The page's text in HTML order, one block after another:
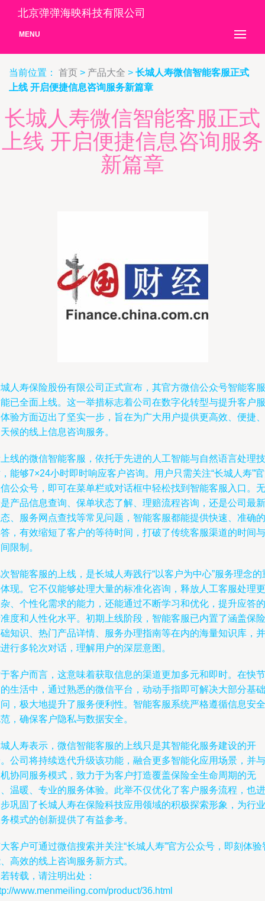
北京弹弹海映科技有限公司
MENU
当前位置： 首页 > 产品大全 > 长城人寿微信智能客服正式
上线 开启便捷信息咨询服务新篇章
长城人寿微信智能客服正式
上线 开启便捷信息咨询服务
新篇章
人寿保险股份有限公司正式宣布，其官方微信公众号智能客服
已全面上线。这一举措标志着公司在数字化转型与提升客户服
验方面迈出了坚实一步，旨在为广大用户提供更高效、便捷、
候的线上信息咨询服务。
线的微信智能客服，依托于先进的人工智能与自然语言处理技
能够7×24小时即时响应客户咨询。用户只需关注“长城人寿”
公众号，即可在菜单栏或对话框中轻松找到智能客服入口。无
产品信息查询、保单状态了解、理赔流程咨询，还是公司最新
、服务网点查找等常见问题，智能客服都能提供快速、准确的
，有效缩短了客户的等待时间，打破了传统客服渠道的时间与
限制。
智能客服的上线，是长城人寿践行“以客户为中心”服务理念的
现。它不仅能够处理大量的标准化咨询，释放人工客服处理更
、个性化需求的能力，还能通过不断学习和优化，提升应答的
度和人性化水平。初期上线阶段，智能客服已内置了涵盖保险
知识、热门产品详情、服务办理指南等在内的海量知识库，并
行多轮次对话，理解用户的深层意图。
客户而言，这意味着获取信息的渠道更加多元和即时。在快节
生活中，通过熟悉的微信平台，动动手指即可解决大部分基础
，极大地提升了服务便利性。智能客服系统严格遵循信息安全
，确保客户隐私与数据安全。
人寿表示，微信智能客服的上线只是其智能化服务建设的开
公司将持续迭代升级该功能，融合更多智能化应用场景，并与
协同服务模式，致力于为客户打造覆盖保险全生命周期的无
温暖、专业的服务体验。此举不仅优化了客户服务流程，也进
巩固了长城人寿在保险科技应用领域的积极探索形象，为行业
模式的创新提供了有益参考。
客户可通过微信搜索并关注“长城人寿”官方公众号，即刻体验
高效的线上咨询服务新方式。
转载，请注明出处：
www.menmeiling.com/product/36.html